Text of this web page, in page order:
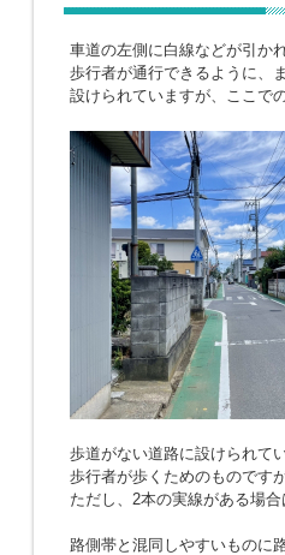
車道の左側に白線などが引か
歩行者が通行できるように、
設けられていますが、ここで
歩道がない道路に設けられて
歩行者が歩くためのものです
ただし、2本の実線がある場合
路側帯と混同しやすいものに